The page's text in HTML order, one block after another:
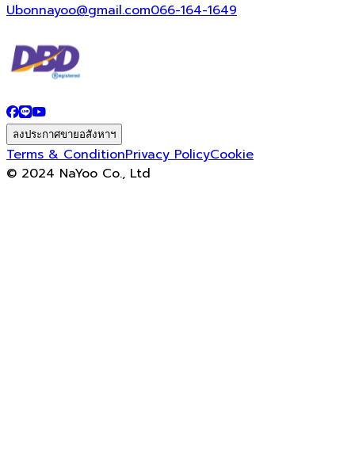
Ubonnayoo@gmail.com066-164-1649
ลงประกาศขายอสังหาฯ
Terms & ConditionPrivacy PolicyCookie
© 2024 NaYoo Co., Ltd